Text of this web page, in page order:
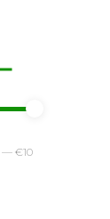
Min
Max
— €10